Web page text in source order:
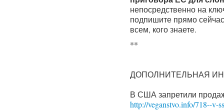
непосредственно на
подпишите прямо
всем, кого знаете.
**
ДОПОЛНИТЕЛЬНАЯ
В США запретили
http://veganstvo.info/718--v-